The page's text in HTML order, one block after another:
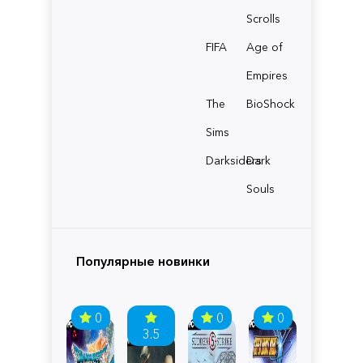
Scrolls
FIFA
Age of
Empires
The
Sims
BioShock
Darksiders
Dark
Souls
Популярные новинки
0
3.5
0 0